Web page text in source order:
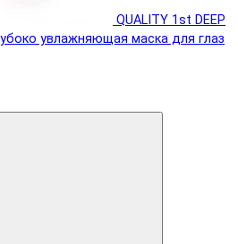
QUALITY 1st DEEP
увлажняющая маска для глаз